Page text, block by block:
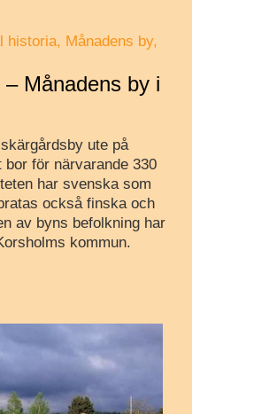
historia
Månadens by
– Månadens by i
ute på
bor för närvarande 330
har svenska som
också finska och
av byns befolkning har
kommun.